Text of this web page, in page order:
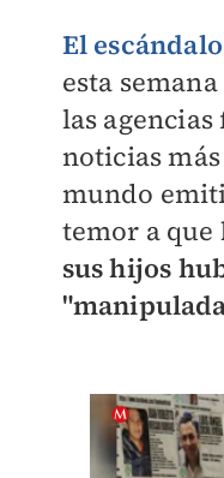
​El
esta
las
noticias
mundo
temor a que
sus hijos